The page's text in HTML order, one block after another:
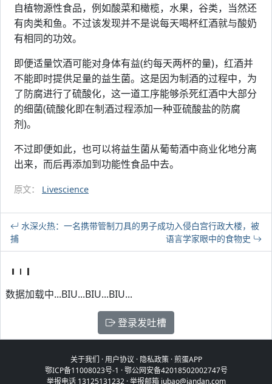
自植物源性食品，例如酸菜和橄榄，水果，谷类，当然还
有肉类和鱼。不过该发现并不是说每天喝杯红酒就与酸奶
有相同的功效。
即便适量饮酒可能对身体有益(约每天两杯的量)，红酒并
不能即时提供足量的益生菌。这是因为制酒的过程中，为
了防腐进行了硫酸化，这一道工序能够杀死红酒中大部分
的细菌(硫酸化即在制酒过程添加一种亚硫酸盐的防腐
剂)。
不过即便如此，也可以将益生菌从葡萄酒中商业化地分离
出来，而后再添加到功能性食品中去。
原文： Livescience
水深火热：一名携带管制刀具的男子成功入侵白宫行政大楼，被
捕
语言学家眼中的食物史
数据加载中...BIU...BIU...BIU...
登录发吐槽
关于我们 ·用户协议 · 隐私政策·煎蛋APP
鄂ICP备11008023号-1 ·鄂公网安备42018502002747号
举报电话 13125131232 · 举报邮箱 jubao@jandan.com